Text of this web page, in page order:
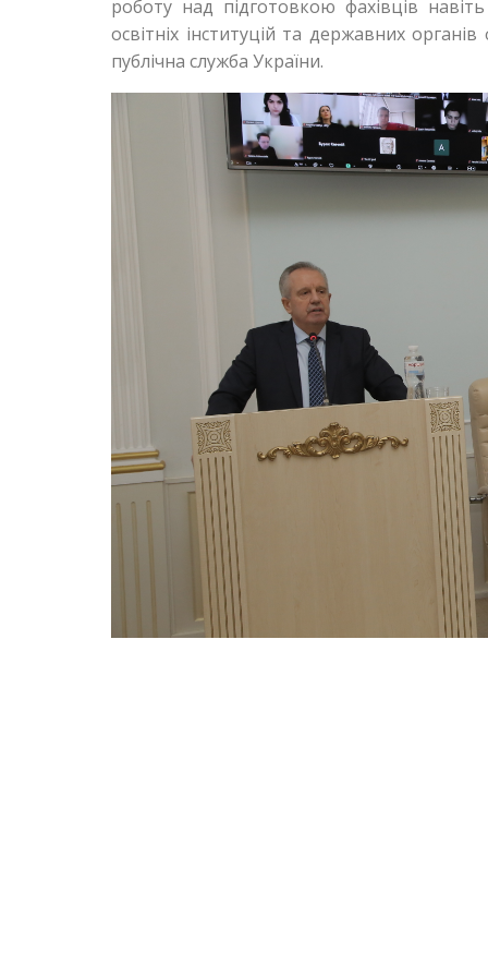
роботу над підготовкою фахівців
освітніх інституцій та державних
публічна служба України.